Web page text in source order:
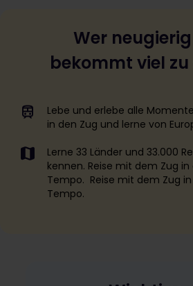
Wer
bekommt viel zu
Lebe und erlebe alle
in den Zug und lerne von
Lerne 33 Länder und 33.000
kennen. Reise mit dem Zug
Tempo. Reise mit dem Zug
Tempo.